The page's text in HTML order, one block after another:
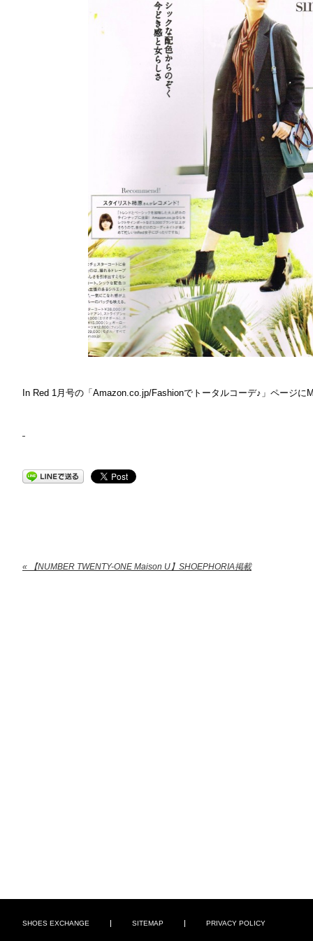
In Red 1月号の「Amazon.co.jp/Fashionでトータルコーデ♪」ページに
« 【NUMBER TWENTY-ONE Maison U】SHOEPHORIA掲載
SHOES EXCHANGE SITEMAP PRIVACY POLICY